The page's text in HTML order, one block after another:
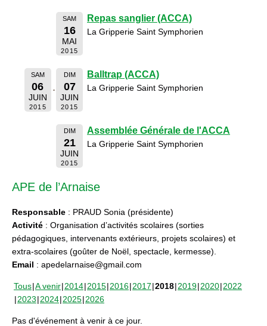
SAM
16
MAI
2015
Repas sanglier (ACCA)
La Gripperie Saint Symphorien
SAM
06
JUIN
2015
DIM
07
JUIN
2015
Balltrap (ACCA)
La Gripperie Saint Symphorien
DIM
21
JUIN
2015
Assemblée Générale de l'ACCA
La Gripperie Saint Symphorien
APE de l’Arnaise
Responsable : PRAUD Sonia (présidente)
Activité : Organisation d’activités scolaires (sorties
pédagogiques, intervenants extérieurs, projets scolaires) et
extra-scolaires (goûter de Noël, spectacle, kermesse).
Email : apedelarnaise@gmail.com
Tous A venir 2014 2015 2016 2017 2018 2019 2020 2022
2023 2024 2025 2026
Pas d'événement à venir à ce jour.